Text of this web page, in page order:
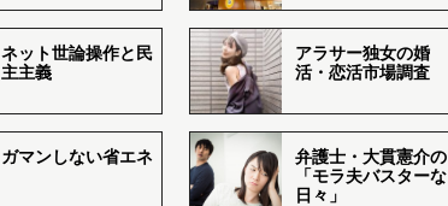
ネット世論操作と民
主主義
アラサー独女の婚
活・恋活市場調査
ガマンしない省エネ
弁護士・大貫憲介の
「モラ夫バスターな
日々」